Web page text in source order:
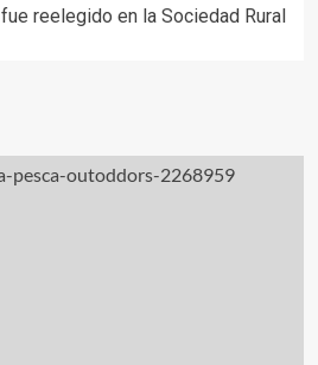
reelegido en la Sociedad Rural